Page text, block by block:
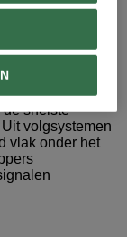
door de
De haai die
een route
De reis
de snelste
volgsystemen
vlak onder het